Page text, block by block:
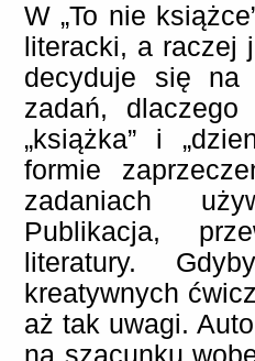
W „To nie
literacki, a raczej
decyduje się na
zadań,
„książka” i
formie
zadaniach
Publikacja,
literatury.
kreatywnych
aż tak uwagi.
na szacunku